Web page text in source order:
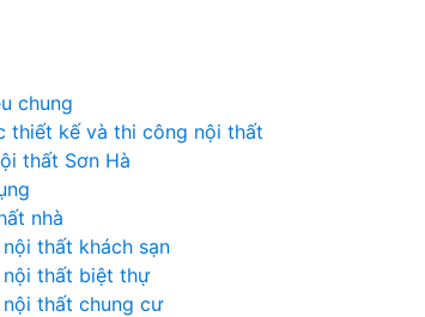
chung
thiết kế và thi công nội thất
thất Sơn Hà
nhà
thất khách sạn
thất biệt thự
thất chung cư